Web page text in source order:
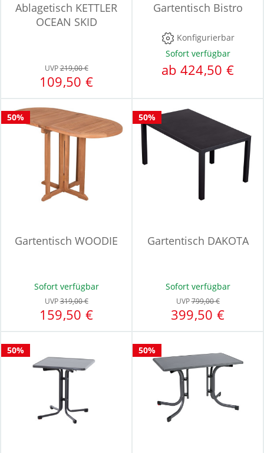
Ablagetisch KETTLER
OCEAN SKID
UVP219,00 €
109,50 €
Gartentisch Bistro
Konfigurierbar
Sofort verfügbar
ab 424,50 €
50%
Gartentisch WOODIE
Sofort verfügbar
UVP319,00 €
159,50 €
50%
Gartentisch DAKOTA
Sofort verfügbar
UVP799,00 €
399,50 €
50% 50%